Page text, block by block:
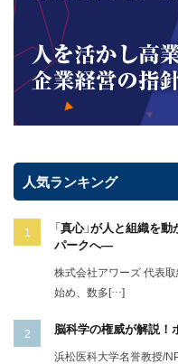
人気ランキング
「真心」が人と組織を
パークへ―
株式会社アワーズ 代表
始め、数多[…]
脳科学の権威が解説！
浜松医科大学名誉教授/